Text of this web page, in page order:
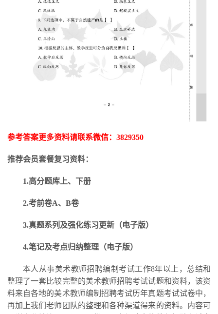
参考答案更多资料请联系微信： 3829350
推荐会员套餐复习资料：
1.高分题库上、下册
2.考前卷A、B卷
3.真题系列及强化练习更新 （电子版）
4.笔记及考点归纳整理（电子版）
本人从事美术教师招聘编制考试工作8年以上，总结和
整理了一套比较完整的美术教师招聘考试试题和资料，该资
料来自各地的美术教师编制招聘考试历年真题考试试卷中，
再加上我们老师团队的整理和各种渠道得来的资料。内容可